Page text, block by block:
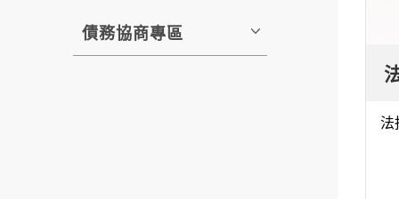
債務協商專區
法